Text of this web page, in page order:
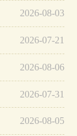
2026-08-03
2026-07-21
2026-08-06
2026-07-31
2026-08-05